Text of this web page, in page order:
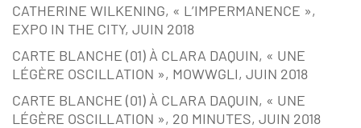
CATHERINE WILKENING, « L’IMPERMANENCE »,
EXPO IN THE CITY, JUIN 2018
CARTE BLANCHE (01) À CLARA DAQUIN, « UNE
LÉGÈRE OSCILLATION », MOWWGLI, JUIN 2018
CARTE BLANCHE (01) À CLARA DAQUIN, « UNE
LÉGÈRE OSCILLATION », 20 MINUTES, JUIN 2018